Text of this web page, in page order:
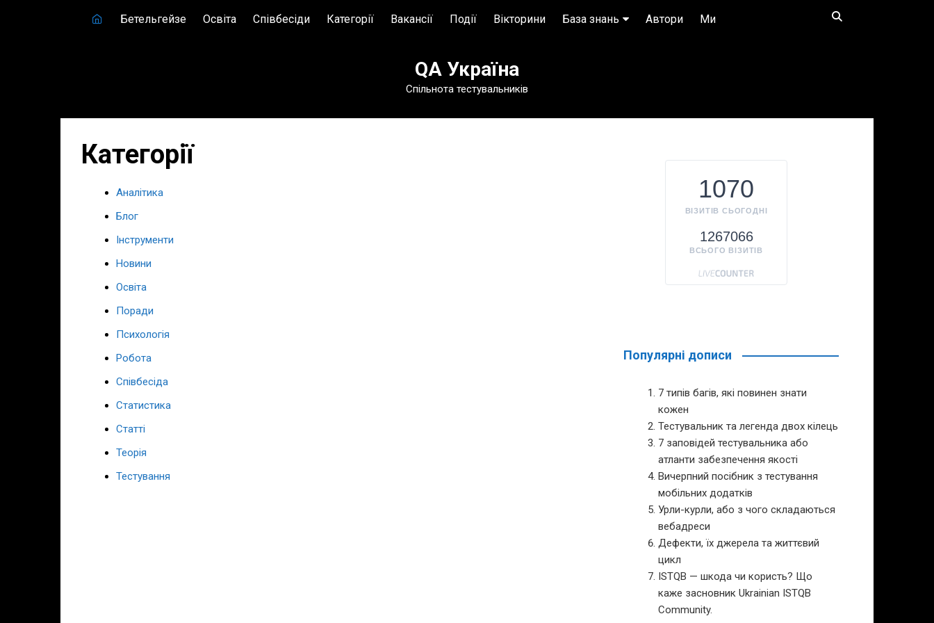
Бетельгейзе Освіта Співбесіди Категорії Вакансії Події Вікторини База знань Автори Ми
QA Україна
Спільнота тестувальників
Категорії
Аналітика
Блог
Інструменти
Новини
Освіта
Поради
Психологія
Робота
Співбесіда
Статистика
Статті
Теорія
Тестування
1070
ВІЗИТІВ СЬОГОДНІ
1267066
ВСЬОГО ВІЗИТІВ
Популярні дописи
7 типів багів, які повинен знати
кожен
Тестувальник та легенда двох кілець
7 заповідей тестувальника або
атланти забезпечення якості
Вичерпний посібник з тестування
мобільних додатків
Урли-курли, або з чого складаються
вебадреси
Дефекти, їх джерела та життєвий
цикл
ISTQB — шкода чи користь? Що
каже засновник Ukrainian ISTQB
Community.